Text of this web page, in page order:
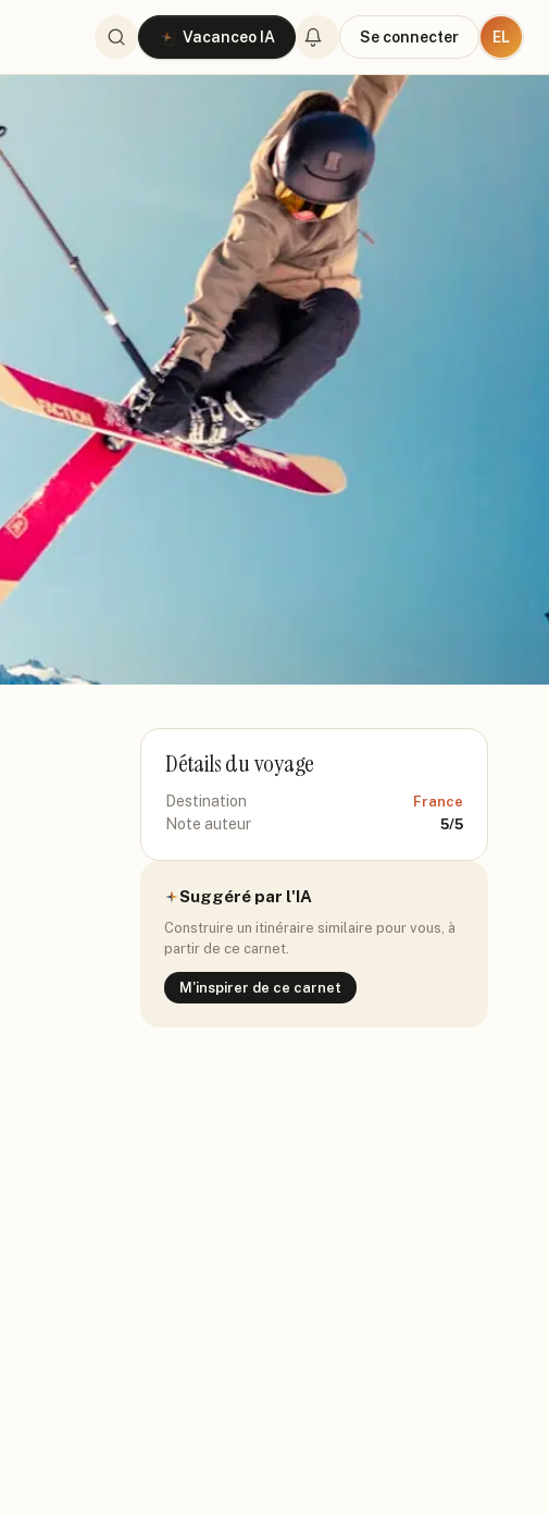
Vacanceo IA Se connecter EL
Détails du voyage
Destination France
Note auteur 5/5
Suggéré par l'IA
Construire un itinéraire similaire pour vous, à
partir de ce carnet.
M'inspirer de ce carnet